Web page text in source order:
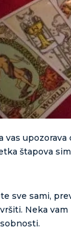
vas
štapova
sve sami,
Neka